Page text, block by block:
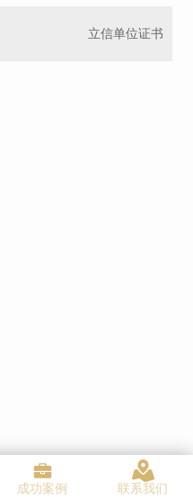
立信单位证书
成功案例 联系我们